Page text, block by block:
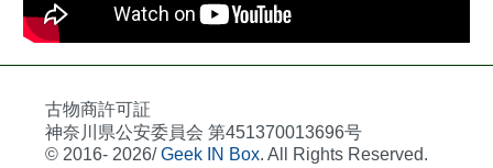
古物商許可証
神奈川県公安委員会 第451370013696号
© 2016- 2026/Geek IN Box. All Rights Reserved.